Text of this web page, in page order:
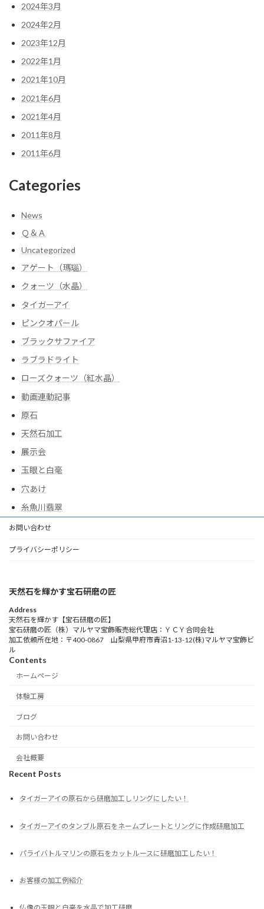
2024年3月
2024年2月
2023年12月
2022年1月
2021年10月
2021年6月
2021年4月
2011年8月
2011年6月
Categories
News
Ｑ＆Ａ
Uncategorized
アゲート（瑪瑙）
クォーツ（水晶）
タイガーアイ
ピンクオパール
ブラックサファイア
ラブラドライト
ローズクォーツ（紅水晶）
動画連動記事
原石
天然石加工
展示会
玉眼と白毫
穴あけ
糸魚川翡翠
お問い合わせ
プライバシーポリシー
天然石を輝かす宝石研磨の匠
Address
天然石を輝かす【宝石研磨の匠】
宝石研磨の匠（株）マルヤマ宝飾販売総代理店：ＹＣＹ合同会社
加工依頼所在地：〒400-0867 山梨県甲府市青沼1-13-12(株)マルヤマ宝飾ビ
ル
Contents
ホームページ
体験工房
ブログ
お問い合わせ
会社概要
Recent Posts
タイガーアイの原石から研磨加工しリングにしたい！
タイガーアイのタンブル原石をネームプレートとリングに作成研磨加工
パライバトルマリンの原石をカットルースに研磨加工したい！
お客様の加工例紹介